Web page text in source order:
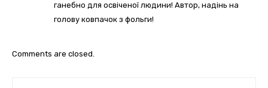
ганебно для освіченої людини! Автор, надінь на
голову ковпачок з фольги!
Comments are closed.